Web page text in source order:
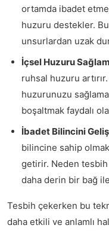
ortamda ibadet
huzuru destekler. Bu
unsurlardan uzak
İçsel Huzuru
ruhsal huzuru
huzurunuzu
boşaltmak faydalı
İbadet Bilincini
bilincine sahip
getirir. Neden
daha derin bir bağ
Tesbih çekerken bu
daha etkili ve anlamlı